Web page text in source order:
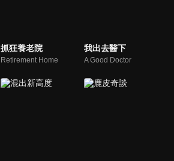
抓狂養老院
Retirement Home
我出去醫下
A Good Doctor